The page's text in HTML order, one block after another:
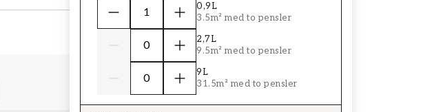
0,9L
3.5m² med to pensler
2,7L
9.5m² med to pensler
9L
31.5m² med to pensler